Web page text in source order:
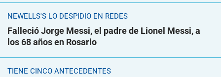
NEWELLS'S LO DESPIDIÓ EN REDES
Falleció Jorge Messi, el padre de Lionel Messi, a
los 68 años en Rosario
TIENE CINCO ANTECEDENTES